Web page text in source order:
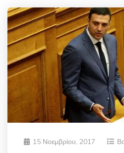
15 Νοεμβρίου, 2017